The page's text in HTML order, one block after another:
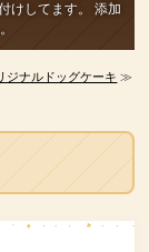
けしてます。
添加
ジナルドッグケーキ ≫